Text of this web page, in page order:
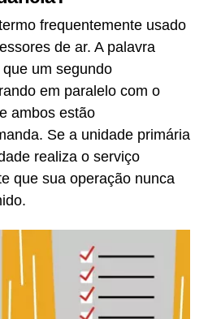
frequentemente usado
de ar. A palavra
um segundo
em paralelo com o
ambos estão
Se a unidade primária
realiza o serviço
que sua operação nunca